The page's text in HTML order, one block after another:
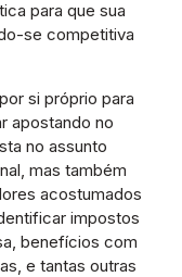
para que sua
se competitiva
si próprio para
apostando no
no assunto
mas também
acostumados
impostos
benefícios com
e tantas outras